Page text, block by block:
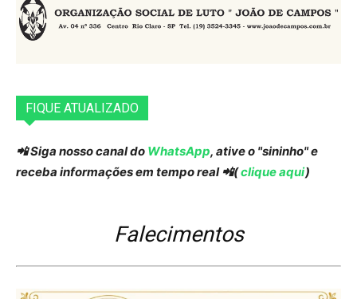
FIQUE ATUALIZADO
📲 Siga nosso canal do WhatsApp, ative o "sininho" e
receba informações em tempo real 📲(clique aqui)
Falecimentos